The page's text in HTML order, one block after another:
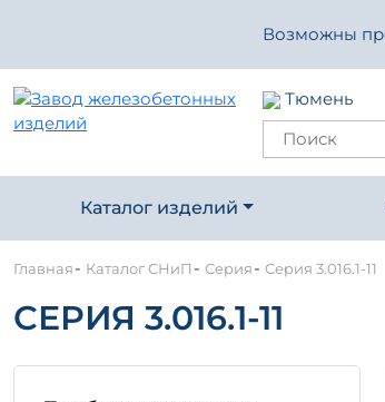
Возможны
Тюмень
Каталог изделий
Главная- Каталог СНиП - Серия- Серия 3.016.1-11
СЕРИЯ 3.016.1-11